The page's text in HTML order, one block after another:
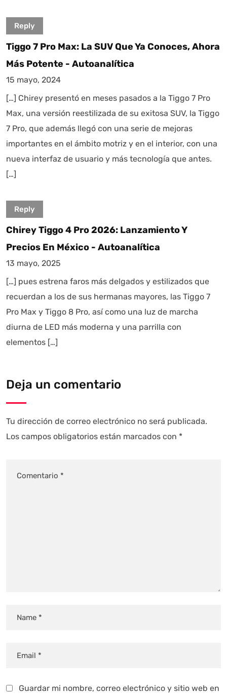
Reply
Tiggo 7 Pro Max: La SUV Que Ya Conoces, Ahora
Más Potente - Autoanalítica
15 mayo, 2024
[…] Chirey presentó en meses pasados a la Tiggo 7 Pro
Max, una versión reestilizada de su exitosa SUV, la Tiggo
7 Pro, que además llegó con una serie de mejoras
importantes en el ámbito motriz y en el interior, con una
nueva interfaz de usuario y más tecnología que antes.
[…]
Reply
Chirey Tiggo 4 Pro 2026: Lanzamiento Y
Precios En México - Autoanalítica
13 mayo, 2025
[…] pues estrena faros más delgados y estilizados que
recuerdan a los de sus hermanas mayores, las Tiggo 7
Pro Max y Tiggo 8 Pro, así como una luz de marcha
diurna de LED más moderna y una parrilla con
elementos […]
Deja un comentario
Tu dirección de correo electrónico no será publicada.
Los campos obligatorios están marcados con *
Guardar mi nombre, correo electrónico y sitio web en